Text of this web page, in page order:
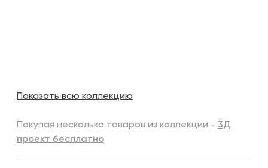
Показать всю коллекцию
Покупая несколько товаров из коллекции - 3Д
проект бесплатно